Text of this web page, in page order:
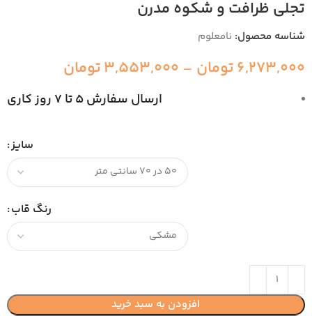
تجلی ظرافت و شکوه مدرن
شناسه محصول: نامعلوم
6,273,000تومان –
3,553,000تومان
ارسال سفارش 5 تا 7 روز کاری
سایز
رنگ قاب
افزودن به سبد خرید